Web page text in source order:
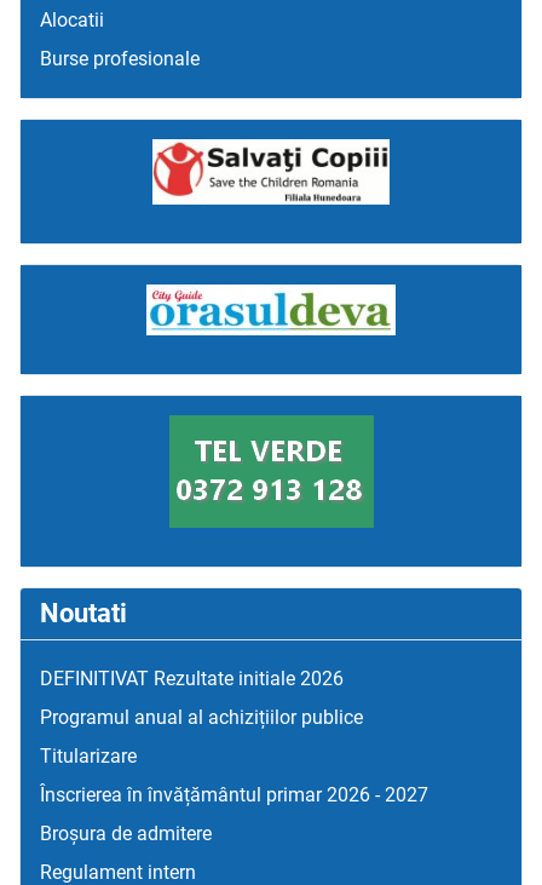
Alocatii
Burse profesionale
Noutati
DEFINITIVAT Rezultate initiale 2026
Programul anual al achizițiilor publice
Titularizare
Înscrierea în învățământul primar 2026 - 2027
Broșura de admitere
Regulament intern